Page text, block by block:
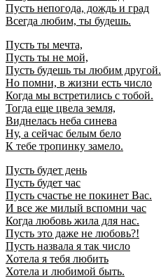
Пусть непогода, дождь и град
Всегда любим, ты будешь.
Пусть ты мечта,
Пусть ты не мой,
Пусть будешь ты любим другой.
Но помни, в жизни есть число
Когда мы встретились с тобой.
Тогда еще цвела земля,
Виднелась неба синева
Ну, а сейчас белым бело
К тебе тропинку замело.
Пусть будет день
Пусть будет час
Пусть счастье не покинет Вас.
И все же милый вспомни час
Когда любовь жила для нас.
Пусть это даже не любовь?!
Пусть назвала я так число
Хотела я тебя любить
Хотела и любимой быть.